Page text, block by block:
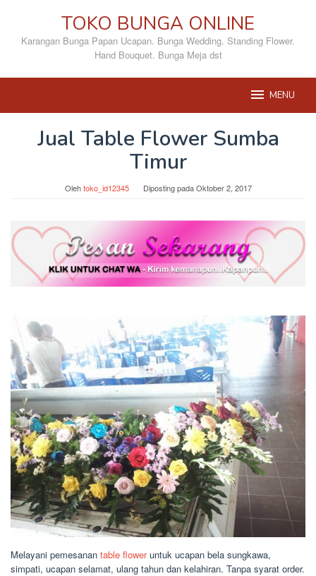
konten
TOKO BUNGA ONLINE
Karangan Bunga Papan Ucapan. Bunga Wedding. Standing Flower.
Hand Bouquet. Bunga Meja dst
MENU
Jual Table Flower Sumba
Timur
Olehtoko_id12345 Diposting padaOktober 2, 2017
Melayani pemesanan table floweruntuk ucapan bela sungkawa,
simpati, ucapan selamat, ulang tahun dan kelahiran. Tanpa syarat order.